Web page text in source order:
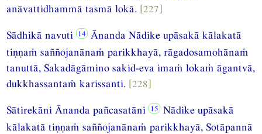
anāvattidhammā tasmā lokā. [227]
Sādhikā navuti
Ānanda Nādike upāsakā kālakatā
tiṇṇaṁ saññojanānaṁ parikkhayā, rāgadosamohānaṁ
tanuttā, Sakadāgāmino sakid-eva imaṁ lokaṁ āgantvā,
dukkhassantaṁ karissanti. [228]
Sātirekāni Ānanda pañcasatāni
Nādike upāsakā
kālakatā tiṇṇaṁ saññojanānaṁ parikkhayā, Sotāpannā